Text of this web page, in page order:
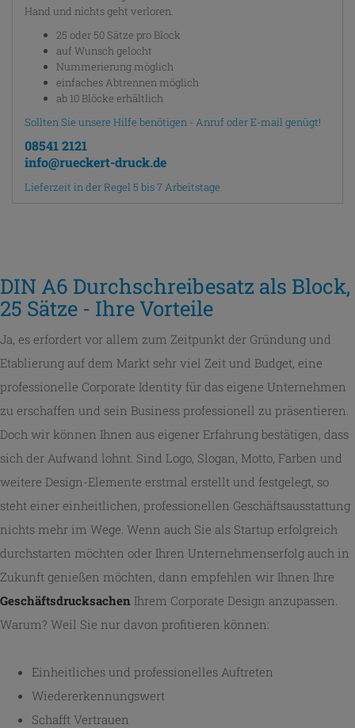
Hand und nichts geht verloren.
25 oder 50 Sätze pro Block
auf Wunsch gelocht
Nummerierung möglich
einfaches Abtrennen möglich
ab 10 Blöcke erhältlich
Sollten Sie unsere Hilfe benötigen - Anruf oder E-mail genügt!
08541 2121
info@rueckert-druck.de
Lieferzeit in der Regel 5 bis 7 Arbeitstage
DIN A6 Durchschreibesatz als Block,
25 Sätze - Ihre Vorteile
Ja, es erfordert vor allem zum Zeitpunkt der Gründung und
Etablierung auf dem Markt sehr viel Zeit und Budget, eine
professionelle Corporate Identity für das eigene Unternehmen
zu erschaffen und sein Business professionell zu präsentieren.
Doch wir können Ihnen aus eigener Erfahrung bestätigen, dass
sich der Aufwand lohnt. Sind Logo, Slogan, Motto, Farben und
weitere Design-Elemente erstmal erstellt und festgelegt, so
steht einer einheitlichen, professionellen Geschäftsausstattung
nichts mehr im Wege. Wenn auch Sie als Startup erfolgreich
durchstarten möchten oder Ihren Unternehmenserfolg auch in
Zukunft genießen möchten, dann empfehlen wir Ihnen Ihre
Geschäftsdrucksachen Ihrem Corporate Design anzupassen.
Warum? Weil Sie nur davon profitieren können:
Einheitliches und professionelles Auftreten
Wiedererkennungswert
Schafft Vertrauen